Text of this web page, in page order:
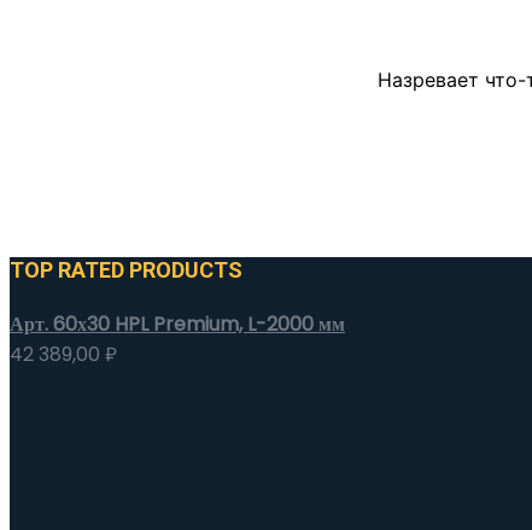
Назревает
TOP RATED PRODUCTS
Арт. 60х30 HPL Premium, L-2000 мм
42 389,00 ₽